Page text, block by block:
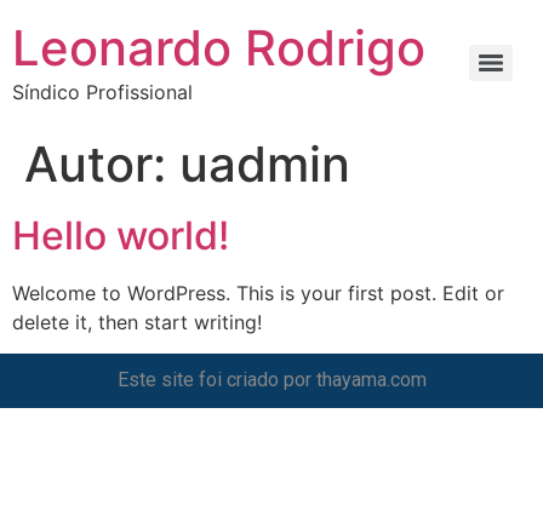
Leonardo Rodrigo
Síndico Profissional
Autor: uadmin
Hello world!
Welcome to WordPress. This is your first post. Edit or
delete it, then start writing!
Este site foi criado por thayama.com